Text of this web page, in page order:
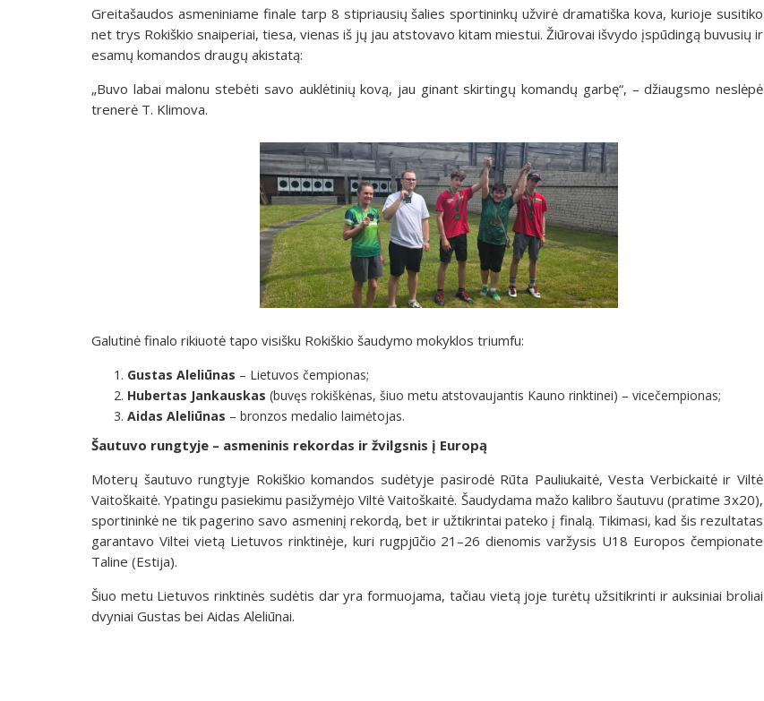
Greitašaudos asmeniniame finale tarp 8 stipriausių šalies sportininkų užvirė dramatiška kova, kurioje susitiko
net trys Rokiškio snaiperiai, tiesa, vienas iš jų jau atstovavo kitam miestui. Žiūrovai išvydo įspūdingą buvusių ir
esamų komandos draugų akistatą:
„Buvo labai malonu stebėti savo auklėtinių kovą, jau ginant skirtingų komandų garbę“, – džiaugsmo neslėpė
trenerė T. Klimova.
Galutinė finalo rikiuotė tapo visišku Rokiškio šaudymo mokyklos triumfu:
Gustas Aleliūnas – Lietuvos čempionas;
Hubertas Jankauskas (buvęs rokiškėnas, šiuo metu atstovaujantis Kauno rinktinei) – vicečempionas;
Aidas Aleliūnas – bronzos medalio laimėtojas.
Šautuvo rungtyje – asmeninis rekordas ir žvilgsnis į Europą
Moterų šautuvo rungtyje Rokiškio komandos sudėtyje pasirodė Rūta Pauliukaitė, Vesta Verbickaitė ir Viltė
Vaitoškaitė. Ypatingu pasiekimu pasižymėjo Viltė Vaitoškaitė. Šaudydama mažo kalibro šautuvu (pratime 3x20),
sportininkė ne tik pagerino savo asmeninį rekordą, bet ir užtikrintai pateko į finalą. Tikimasi, kad šis rezultatas
garantavo Viltei vietą Lietuvos rinktinėje, kuri rugpjūčio 21–26 dienomis varžysis U18 Europos čempionate
Taline (Estija).
Šiuo metu Lietuvos rinktinės sudėtis dar yra formuojama, tačiau vietą joje turėtų užsitikrinti ir auksiniai broliai
dvyniai Gustas bei Aidas Aleliūnai.